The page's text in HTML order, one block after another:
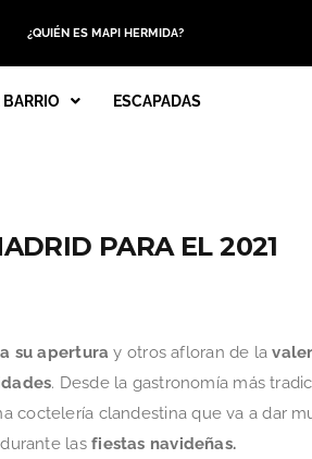
¿QUIÉN ES MAPI HERMIDA?
BARRIO ESCAPADAS
PARA EL 2021
su apertura y otros afloran de la
. Desde la gastronomía más
coctelería clandestina que va a dar
lasfiestas navideñas.